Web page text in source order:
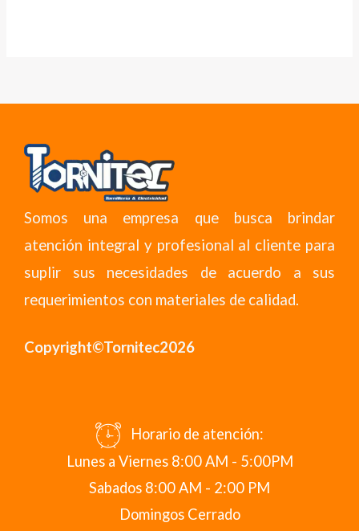
Somos una empresa que busca brindar
atención integral y profesional al cliente para
suplir sus necesidades de acuerdo a sus
requerimientos con materiales de calidad.
Copyright©Tornitec2026
Horario de atención:
Lunes a Viernes 8:00 AM - 5:00PM
Sabados 8:00 AM - 2:00 PM
Domingos Cerrado